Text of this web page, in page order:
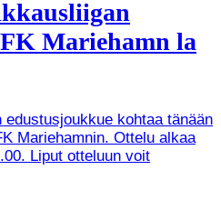
Mariehamn la
kohtaa tänään
Mariehamnin. Ottelu alkaa
Liput otteluun voit